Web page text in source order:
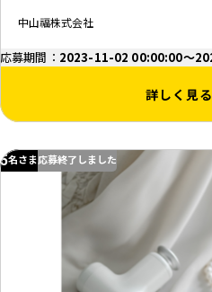
中山福株式会社
応募期間： 2023-11-02 00:00:00～
詳しく見る
5名さま応募終了しました